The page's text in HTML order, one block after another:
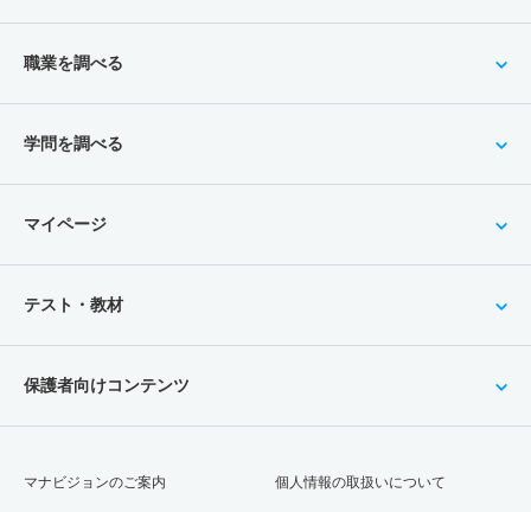
職業を調べる
学問を調べる
マイページ
テスト・教材
保護者向けコンテンツ
マナビジョンのご案内 個人情報の取扱いについて